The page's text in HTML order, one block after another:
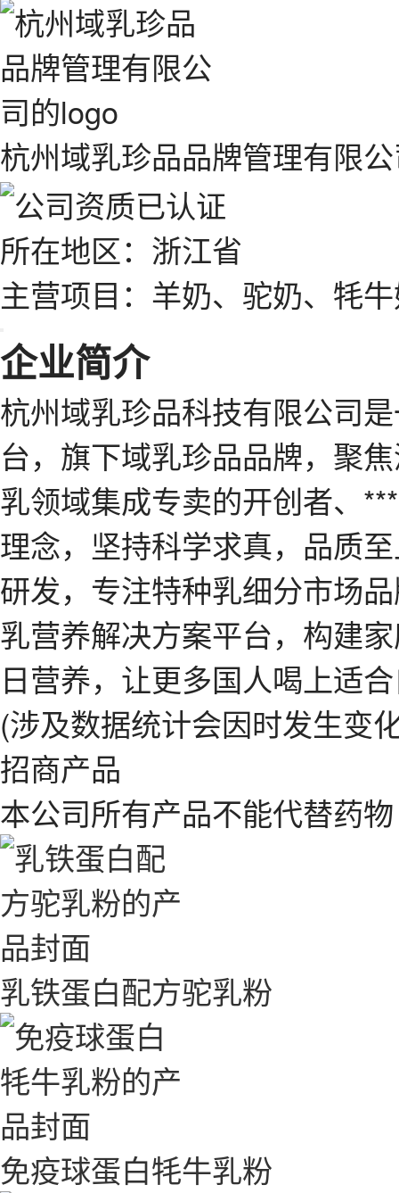
杭州域乳珍品品牌管理有限
所在地区：浙江省
主营项目：羊奶、驼奶、牦
企业简介
杭州域乳珍品科技有限公司
台，旗下域乳珍品品牌，聚
乳领域集成专卖的开创者、
理念，坚持科学求真，品质
研发，专注特种乳细分市场
乳营养解决方案平台，构建
日营养，让更多国人喝上适
(涉及数据统计会因时发生变
招商产品
本公司所有产品不能代替药物
乳铁蛋白配方驼乳粉
免疫球蛋白牦牛乳粉